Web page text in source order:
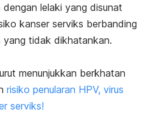
lelaki yang disunat
kanser serviks berbanding
yang tidak dikhatankan.
menunjukkan berkhatan
risiko penularan HPV, virus
serviks!